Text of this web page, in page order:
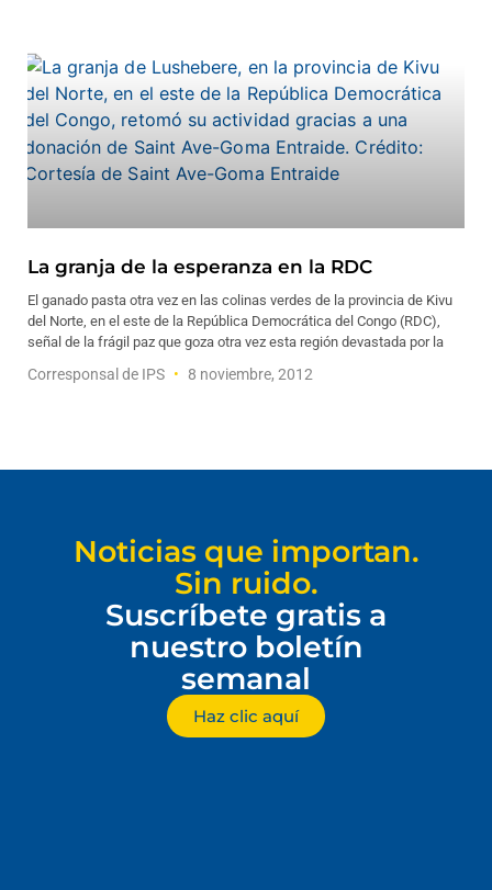
La granja de la esperanza en la RDC
El ganado pasta otra vez en las colinas verdes de la provincia de Kivu
del Norte, en el este de la República Democrática del Congo (RDC),
señal de la frágil paz que goza otra vez esta región devastada por la
Corresponsal de IPS 8 noviembre, 2012
Noticias que importan.
Sin ruido.
Suscríbete gratis a
nuestro boletín
semanal
Haz clic aquí